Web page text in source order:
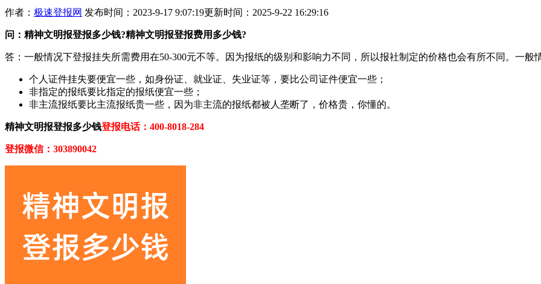
作者： 极速登报网 发布时间：2023-9-17 9:07:19更新时间：2025-9-22 16:29:16
问：精神文明报登报多少钱?精神文明报登报费用多少钱?
答：一般情况下登报挂失所需费用在50-300元不等。因为报纸的级别和影响力不同，所以报社制定的价格也会有所不同。一般
个人证件挂失要便宜一些，如身份证、就业证、失业证等，要比公司证件便宜一些；
非指定的报纸要比指定的报纸便宜一些；
非主流报纸要比主流报纸贵一些，因为非主流的报纸都被人垄断了，价格贵，你懂的。
精神文明报登报多少钱登报电话：400-8018-284
登报微信：303890042